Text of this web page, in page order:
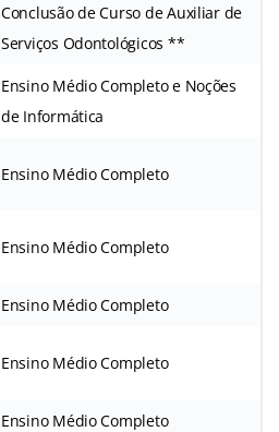
Conclusão de Curso de Auxiliar de
Serviços Odontológicos **
Ensino Médio Completo e Noções
de Informática
Ensino Médio Completo
Ensino Médio Completo
Ensino Médio Completo
Ensino Médio Completo
Ensino Médio Completo